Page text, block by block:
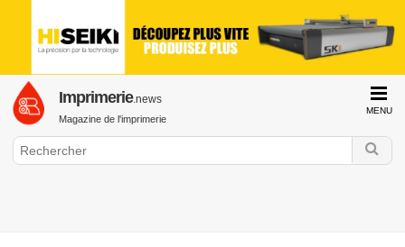
MENU
Imprimerie.news
Magazine de l'imprimerie